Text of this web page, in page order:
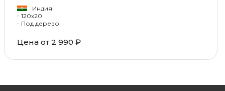
Индия
120x20
Под дерево
Цена от 2 990 ₽